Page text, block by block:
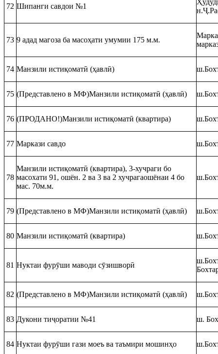
72 Шипанги савдои №1
73 9 адад магоза ба масоҳати умумии 175 м.м.
74 Манзили истиқоматӣ (ҳавлӣ)
75 (Представлено в МФ)Манзили истиқоматӣ (ҳавлӣ)
76 (ПРОДАНО!)Манзили истиқоматӣ (квартира)
77 Маркази савдо
78
Манзили истиқоматӣ (квартира), 3-хучраги бо
масохати 91, ошён. 2 ва 3 ва 2 хучрагаошёнаи 4 бо
мас. 70м.м.
79 (Представлено в МФ)Манзили истиқоматӣ (ҳавлӣ)
80 Манзили истиқоматӣ (квартира)
81 Нуктаи фурӯши маводи сӯзишворӣ
82 (Представлено в МФ)Манзили истиқоматӣ (ҳавлӣ)
83 Дукони тиҷоратии №41 ш.
84 Нуктаи фурӯши гази моеъ ва таъмири мошинҳо